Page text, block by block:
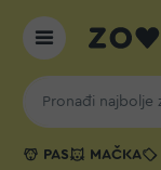
PAS MAČKA